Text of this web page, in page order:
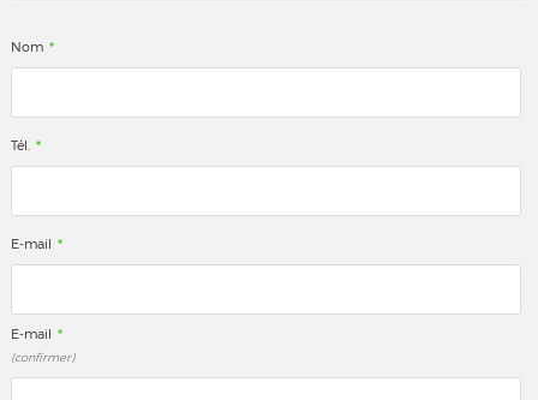
Nom *
Tél. *
E-mail *
E-mail *
(confirmer)